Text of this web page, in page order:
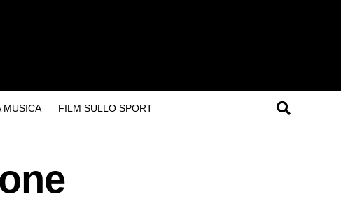
MUSICA FILM SULLO SPORT